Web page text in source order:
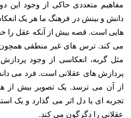
مفاهیم متعددی حاکی از وجود این
دانش و بینش در فرهنگ ما هر یک
هایی است. قصه بیش از آنکه عقل را
می کند. ترس های غیر منطقی
مثل گربه، انعکاسی از وجود
پردازش های عقلانی است. فرد می
از آن می ترسد. یک تصویر بیش از
تجربه ای یا دل اثر می گذارد و یک
عقلانی را دگرگون می کند.